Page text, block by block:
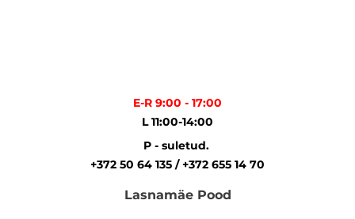
E-R 9:00 - 17:00
L 11:00-14:00
P - suletud.
+372 50 64 135 / +372 655 14 70
Lasnamäe Pood